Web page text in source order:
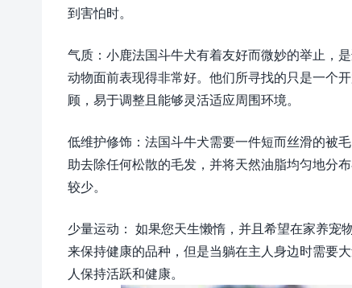
到害怕时。
气质：小​​鹿法国斗牛犬有着友好而微妙的举止，
动物面前表现得非常好。他们所寻找的只是一个
顾，易于调整且能够灵活适应周围环境。
低维护修饰：法国斗牛犬需要一件短而丝滑的被
助去除任何松散的毛发，并将天然油脂均匀地分
较少。
少量运动： 如果您天生懒惰，并且希望在家养宠
来保持健康的品种，但是当躺在主人身边时需要
人保持活跃和健康。